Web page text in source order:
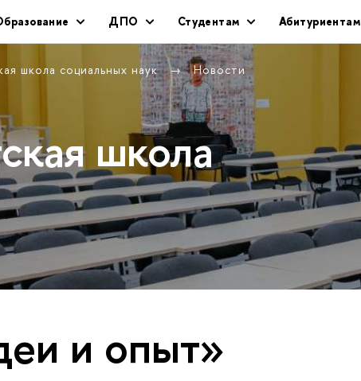
ДПО Студентам Абитуриентам
школа социальных наук Новости
школа
и опыт»